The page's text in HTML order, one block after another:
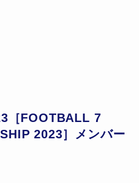
［FOOTBALL 7
2023］メンバー